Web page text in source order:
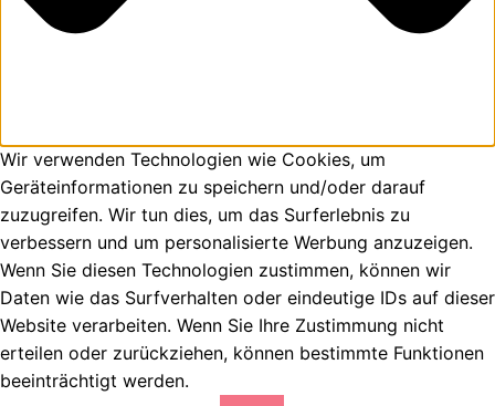
Wir verwenden Technologien wie Cookies, um
Geräteinformationen zu speichern und/oder darauf
zuzugreifen. Wir tun dies, um das Surferlebnis zu
verbessern und um personalisierte Werbung anzuzeigen.
Wenn Sie diesen Technologien zustimmen, können wir
Daten wie das Surfverhalten oder eindeutige IDs auf dieser
Website verarbeiten. Wenn Sie Ihre Zustimmung nicht
erteilen oder zurückziehen, können bestimmte Funktionen
beeinträchtigt werden.